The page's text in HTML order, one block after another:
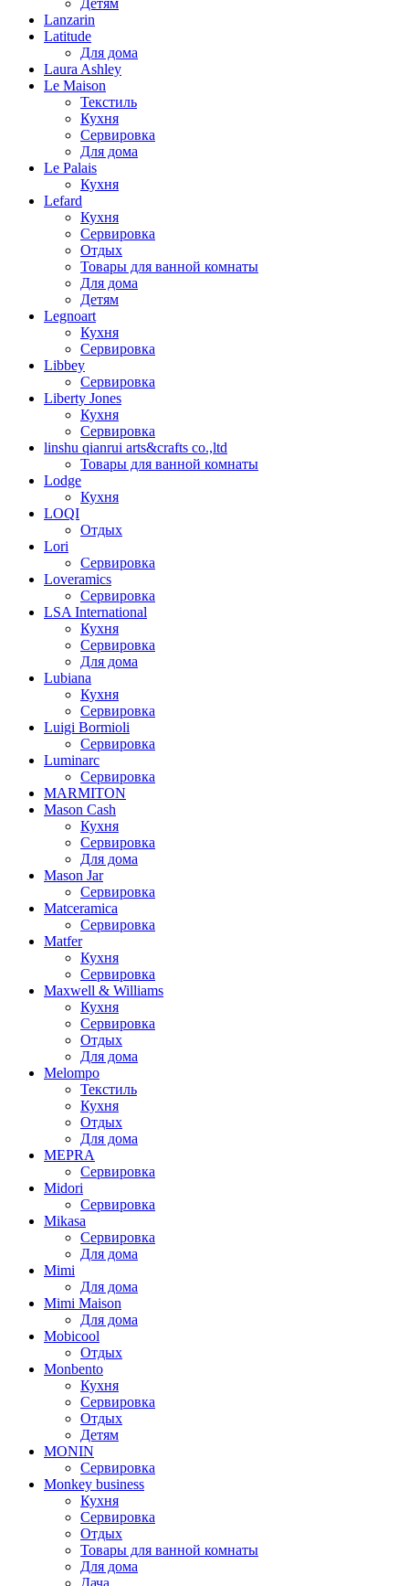
Детям
Lanzarin
Latitude
Для дома
Laura Ashley
Le Maison
Текстиль
Кухня
Сервировка
Для дома
Le Palais
Кухня
Lefard
Кухня
Сервировка
Отдых
Товары для ванной комнаты
Для дома
Детям
Legnoart
Кухня
Сервировка
Libbey
Сервировка
Liberty Jones
Кухня
Сервировка
linshu qianrui arts&crafts co.,ltd
Товары для ванной комнаты
Lodge
Кухня
LOQI
Отдых
Lori
Сервировка
Loveramics
Сервировка
LSA International
Кухня
Сервировка
Для дома
Lubiana
Кухня
Сервировка
Luigi Bormioli
Сервировка
Luminarc
Сервировка
MARMITON
Mason Cash
Кухня
Сервировка
Для дома
Mason Jar
Сервировка
Matceramica
Сервировка
Matfer
Кухня
Сервировка
Maxwell & Williams
Кухня
Сервировка
Отдых
Для дома
Melompo
Текстиль
Кухня
Отдых
Для дома
MEPRA
Сервировка
Midori
Сервировка
Mikasa
Сервировка
Для дома
Mimi
Для дома
Mimi Maison
Для дома
Mobicool
Отдых
Monbento
Кухня
Сервировка
Отдых
Детям
MONIN
Сервировка
Monkey business
Кухня
Сервировка
Отдых
Товары для ванной комнаты
Для дома